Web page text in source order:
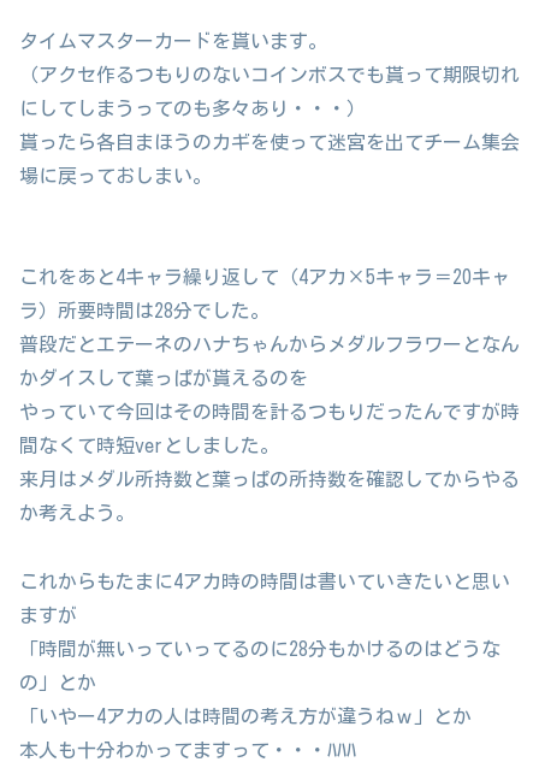
タイムマスターカードを貰います。
（アクセ作るつもりのないコインボスでも貰って期限切れ
にしてしまうってのも多々あり・・・）
貰ったら各自まほうのカギを使って迷宮を出てチーム集会
場に戻っておしまい。
これをあと4キャラ繰り返して（4アカ×5キャラ＝20キャ
ラ）所要時間は28分でした。
普段だとエテーネのハナちゃんからメダルフラワーとなん
かダイスして葉っぱが貰えるのを
やっていて今回はその時間を計るつもりだったんですが時
間なくて時短verとしました。
来月はメダル所持数と葉っぱの所持数を確認してからやる
か考えよう。
これからもたまに4アカ時の時間は書いていきたいと思い
ますが
「時間が無いっていってるのに28分もかけるのはどうな
の」とか
「いやー4アカの人は時間の考え方が違うねｗ」とか
本人も十分わかってますって・・・ﾊﾊﾊ